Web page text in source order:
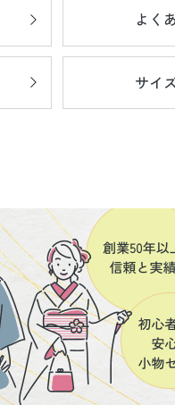
よく
サイ